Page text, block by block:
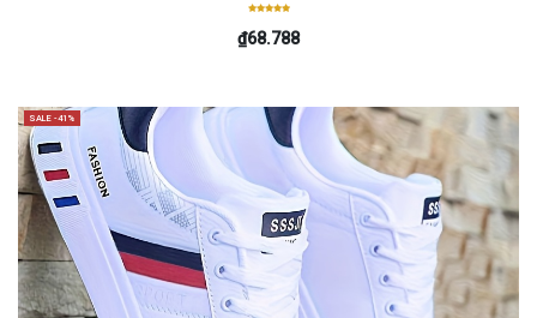
₫68.788
SALE -41%